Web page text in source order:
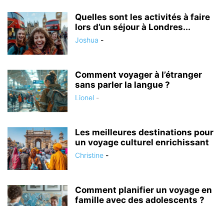
Quelles sont les activités à faire
lors d’un séjour à Londres...
Joshua -
Comment voyager à l’étranger
sans parler la langue ?
Lionel -
Les meilleures destinations pour
un voyage culturel enrichissant
Christine -
Comment planifier un voyage en
famille avec des adolescents ?